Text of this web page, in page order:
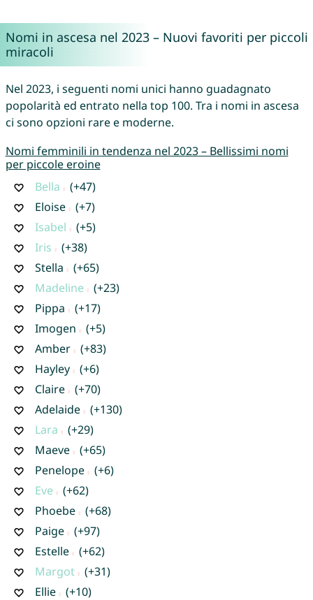
Nomi in ascesa nel 2023 – Nuovi favoriti per piccoli
miracoli
Nel 2023, i seguenti nomi unici hanno guadagnato
popolarità ed entrato nella top 100. Tra i nomi in ascesa
ci sono opzioni rare e moderne.
Nomi femminili in tendenza nel 2023 – Bellissimi nomi
per piccole eroine
Bella
(+47)
Eloise
(+7)
Isabel
(+5)
Iris
(+38)
Stella
(+65)
Madeline
(+23)
Pippa
(+17)
Imogen
(+5)
Amber
(+83)
Hayley
(+6)
Claire
(+70)
Adelaide
(+130)
Lara
(+29)
Maeve
(+65)
Penelope
(+6)
Eve
(+62)
Phoebe
(+68)
Paige
(+97)
Estelle
(+62)
Margot
(+31)
Ellie
(+10)